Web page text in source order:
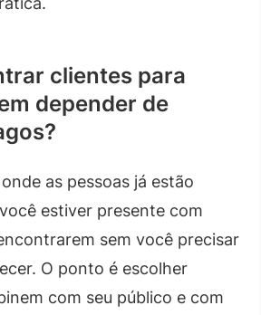
clientes para
depender de
as pessoas já estão
estiver presente com
sem você precisar
O ponto é escolher
com seu público e com